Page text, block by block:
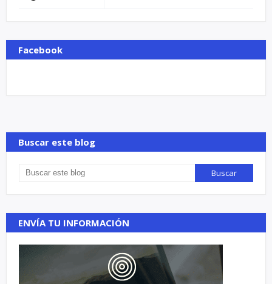
Facebook
Buscar este blog
ENVÍA TU INFORMACIÓN